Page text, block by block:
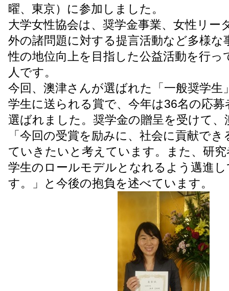
曜、東京）に参加しました。
大学女性協会は、奨学金事業、女性リー
外の諸問題に対する提言活動など多様な
性の地位向上を目指した公益活動を行っ
人です。
今回、澳津さんが選ばれた「一般奨学生
学生に送られる賞で、今年は36名の応
選ばれました。奨学金の贈呈を受けて、
「今回の受賞を励みに、社会に貢献で
ていきたいと考えています。また、研
学生のロールモデルとなれるよう邁進
す。」と今後の抱負を述べています。